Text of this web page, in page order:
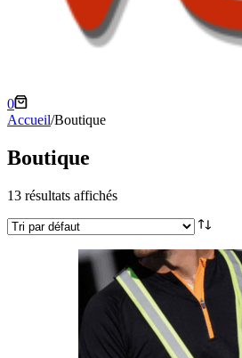
Panier
d’achat
0
Accueil/Boutique
Boutique
13 résultats affichés